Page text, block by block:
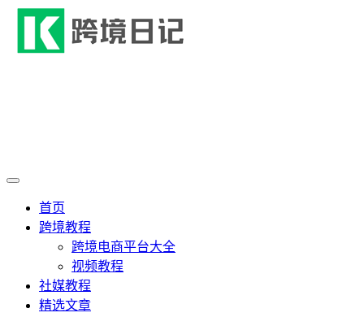
首页
跨境教程
跨境电商平台大全
视频教程
社媒教程
精选文章